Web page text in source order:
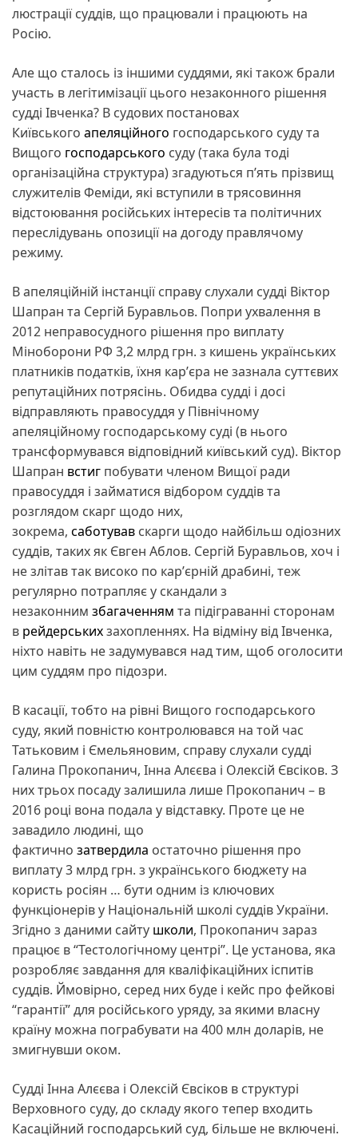
люстрації суддів, що працювали і працюють на
Росію.
Але що сталось із іншими суддями, які також брали
участь в легітимізації цього незаконного рішення
судді Івченка? В судових постановах
Київського апеляційного господарського суду та
Вищого господарського суду (така була тоді
організаційна структура) згадуються пʼять прізвищ
служителів Феміди, які вступили в трясовиння
відстоювання російських інтересів та політичних
переслідувань опозиції на догоду правлячому
режиму.
В апеляційній інстанції справу слухали судді Віктор
Шапран та Сергій Буравльов. Попри ухвалення в
2012 неправосудного рішення про виплату
Міноборони РФ 3,2 млрд грн. з кишень українських
платників податків, їхня карʼєра не зазнала суттєвих
репутаційних потрясінь. Обидва судді і досі
відправляють правосуддя у Північному
апеляційному господарському суді (в нього
трансформувався відповідний київський суд). Віктор
Шапран встиг побувати членом Вищої ради
правосуддя і займатися відбором суддів та
розглядом скарг щодо них,
зокрема, саботував скарги щодо найбільш одіозних
суддів, таких як Євген Аблов. Сергій Буравльов, хоч і
не злітав так високо по карʼєрній драбині, теж
регулярно потрапляє у скандали з
незаконним збагаченням та підіграванні сторонам
в рейдерськихзахопленнях. На відміну від Івченка,
ніхто навіть не задумувався над тим, щоб оголосити
цим суддям про підозри.
В касації, тобто на рівні Вищого господарського
суду, який повністю контролювався на той час
Татьковим і Ємельяновим, справу слухали судді
Галина Прокопанич, Інна Алєєва і Олексій Євсіков. З
них трьох посаду залишила лише Прокопанич – в
2016 році вона подала у відставку. Проте це не
завадило людині, що
фактично затвердила остаточно рішення про
виплату 3 млрд грн. з українського бюджету на
користь росіян … бути одним із ключових
функціонерів у Національній школі суддів України.
Згідно з даними сайту школи, Прокопанич зараз
працює в “Тестологічному центрі”. Це установа, яка
розробляє завдання для кваліфікаційних іспитів
суддів. Ймовірно, серед них буде і кейс про фейкові
“гарантії” для російського уряду, за якими власну
країну можна пограбувати на 400 млн доларів, не
змигнувши оком.
Судді Інна Алєєва і Олексій Євсіков в структурі
Верховного суду, до складу якого тепер входить
Касаційний господарський суд, більше не включені.